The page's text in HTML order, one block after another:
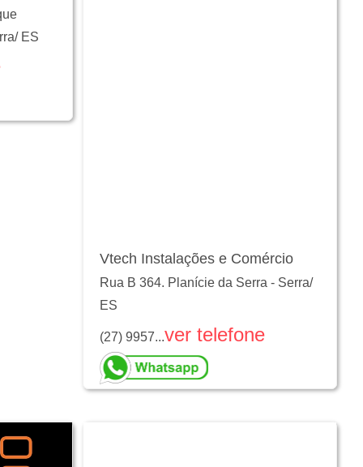
/ ES
Vtech Instalações e Comércio
Rua B 364. Planície da Serra - Serra/
ES
(27) 9957...ver telefone